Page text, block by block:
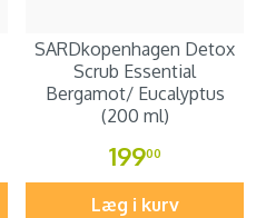
SARDkopenhagen Detox
Scrub Essential
Bergamot/ Eucalyptus
(200 ml)
19900
Læg i kurv